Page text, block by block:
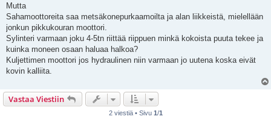
n
i
e
t
i
Mutta
Sahamoottoreita saa metsäkonepurkaamoilta ja alan liikkeistä, mielellään
jonkun pikkukouran moottori.
Sylinteri varmaan joku 4-5tn riittää riippuen minkä kokoista puuta tekee ja
kuinka moneen osaan haluaa halkoa?
Kuljettimen moottori jos hydraulinen niin varmaan jo uutena koska eivät
kovin kalliita.
Vastaa Viestiin
2 viestiä • Sivu 1/1